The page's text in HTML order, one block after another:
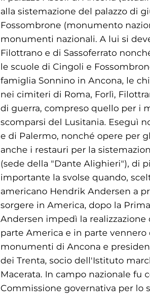
alla sistemazione del palazzo di
Fossombrone (monumento
monumenti nazionali. A lui si
Filottrano e di Sassoferrato
le scuole di Cingoli e
famiglia Sonnino in Ancona, le
nei cimiteri di Roma, Forlì,
di guerra, compreso quello per i
scomparsi del Lusitania. Eseguì
e di Palermo, nonché opere per
anche i restauri per la
(sede della "Dante Alighieri"), di
importante la svolse quando,
americano Hendrik Andersen a
sorgere in America, dopo la
Andersen impedì la
parte America e in parte
monumenti di Ancona e
dei Trenta, socio dell'Istituto
Macerata. In campo nazionale
Commissione governativa per lo